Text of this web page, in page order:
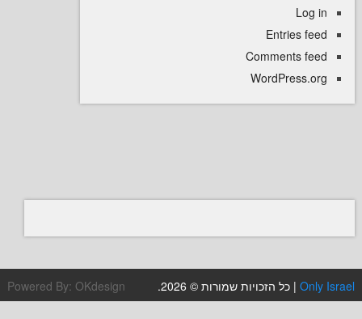
Entries
Comments
| כל הזכויות שמורות © 2026. Powered By: OKdesign